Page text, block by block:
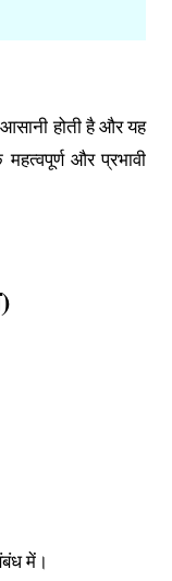
होती है और यह
और प्रभावी
में।